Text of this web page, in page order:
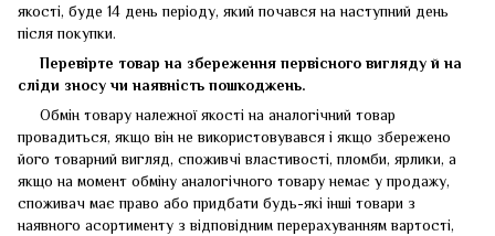
якості, буде 14 день періоду, який почався на наступний день
після покупки.
Перевірте товар на збереження первісного виглядуй на
сліди зносу чи наявність пошкоджень.
Обмін товару належної якості на аналогічний товар
провадиться, якщо він не використовувався і якщо збережено
його товарний вигляд, споживчі властивості, пломби, ярлики, а
якщо на момент обміну аналогічного товару немає у продажу,
споживач має право або придбати будь-які інші товари з
наявного асортименту з відповідним перерахуванням вартості,